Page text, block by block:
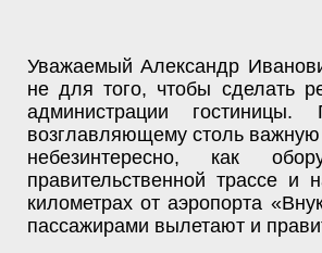
Уважаемый Александр
не для того, чтобы сделать
администрации
возглавляющему столь важную
небезинтересно, как
правительственной трассе и
километрах от аэропорта
пассажирами вылетают и